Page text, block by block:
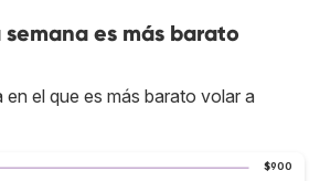
es más barato
en el que es más barato volar a
$900